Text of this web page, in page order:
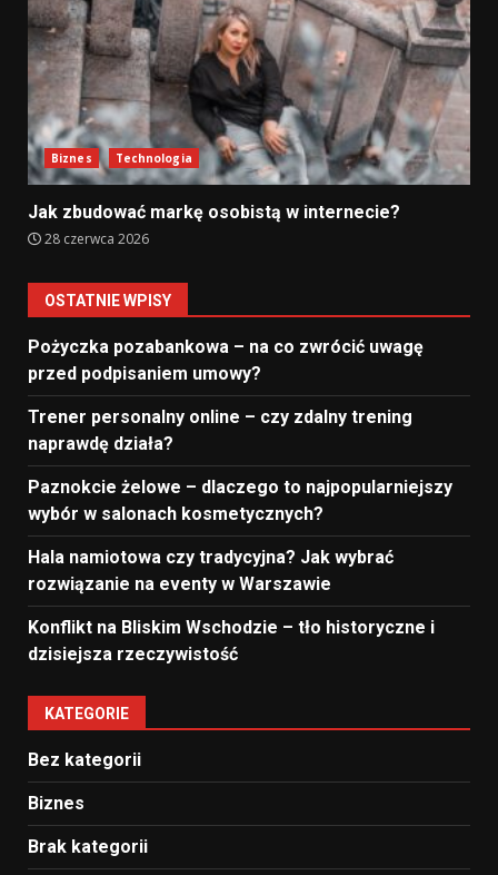
Biznes Technologia
Jak zbudować markę osobistą w internecie?
28 czerwca 2026
OSTATNIE WPISY
Pożyczka pozabankowa – na co zwrócić uwagę
przed podpisaniem umowy?
Trener personalny online – czy zdalny trening
naprawdę działa?
Paznokcie żelowe – dlaczego to najpopularniejszy
wybór w salonach kosmetycznych?
Hala namiotowa czy tradycyjna? Jak wybrać
rozwiązanie na eventy w Warszawie
Konflikt na Bliskim Wschodzie – tło historyczne i
dzisiejsza rzeczywistość
KATEGORIE
Bez kategorii
Biznes
Brak kategorii